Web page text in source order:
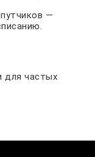
—
для частых